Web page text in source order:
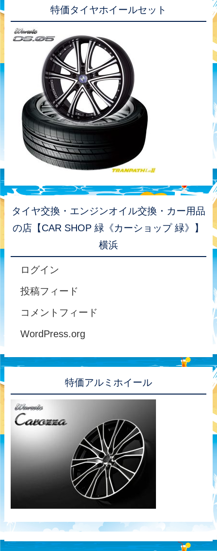
特価タイヤホイールセット
タイヤ交換・エンジンオイル交換・カー用品
の店【CAR SHOP 緑《カーショップ 緑》】
横浜
ログイン
投稿フィード
コメントフィード
WordPress.org
特価アルミホイール